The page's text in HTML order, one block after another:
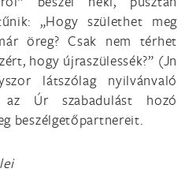
„Hogy születhet meg
öreg? Csak nem térhet
hogy újraszülessék?” (Jn
látszólag nyilvánvaló
az Úr szabadulást hozó
beszélgetőpartnereit.